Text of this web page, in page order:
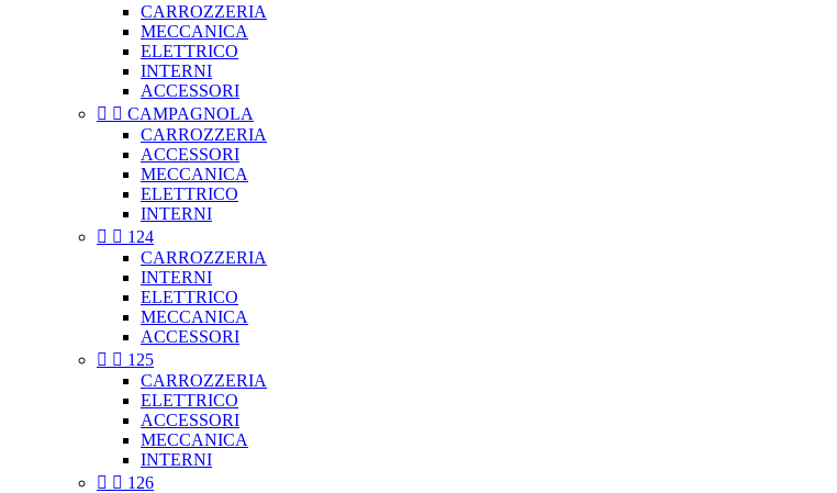
CARROZZERIA
MECCANICA
ELETTRICO
INTERNI
ACCESSORI
  CAMPAGNOLA
CARROZZERIA
ACCESSORI
MECCANICA
ELETTRICO
INTERNI
  124
CARROZZERIA
INTERNI
ELETTRICO
MECCANICA
ACCESSORI
  125
CARROZZERIA
ELETTRICO
ACCESSORI
MECCANICA
INTERNI
  126